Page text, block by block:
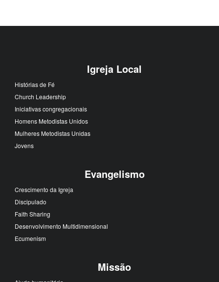
Igreja Local
Histórias de Fé
Church Leadership
Iniciativas congregacionais
Homens Metodistas Unidos
Mulheres Metodistas Unidas
Jovens
Evangelismo
Crescimento da Igreja
Discipulado
Faith Sharing
Desenvolvimento Multidimensional
Ecumenism
Missão